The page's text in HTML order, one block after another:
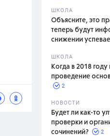
ШКОЛА
Объясните, это
теперь будут
снижении
ШКОЛА
Когда в 2018
проведение
2
НОВОСТИ
Будет ли как-то
проверки и
сочинений?
2